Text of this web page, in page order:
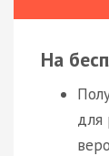
На
для